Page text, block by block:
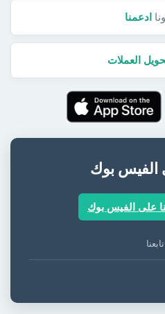
ادعمنا
العملات
الفيس بوك
على الفيس بوك
تابعنا